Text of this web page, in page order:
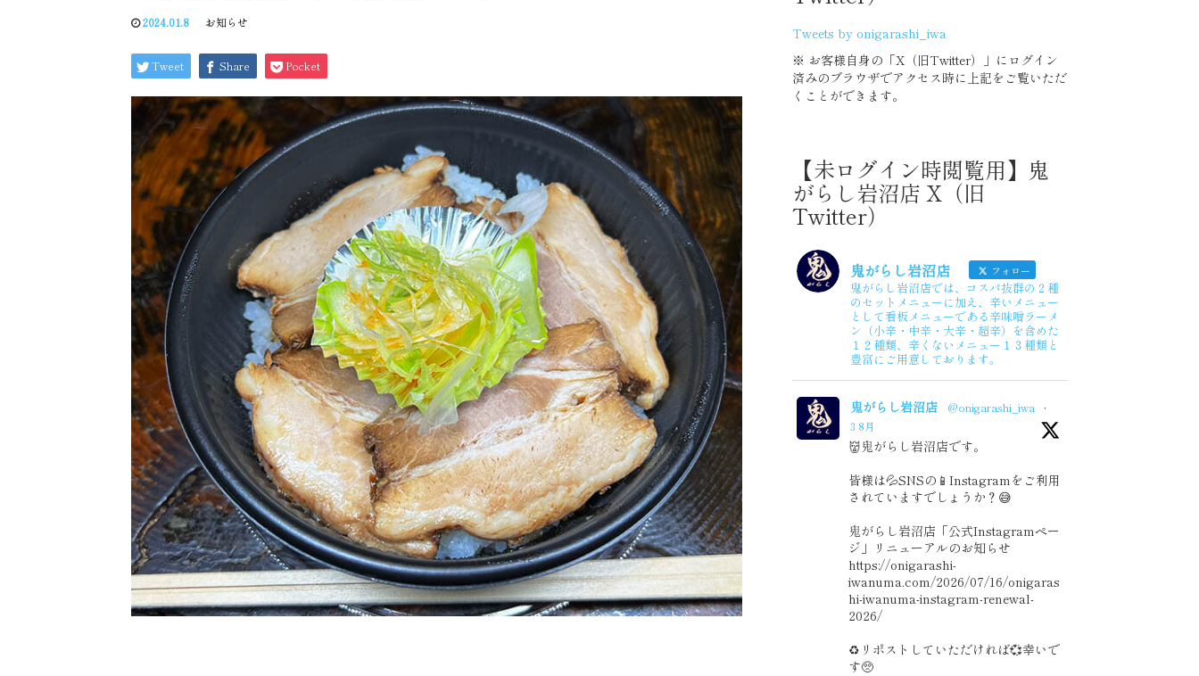
2020年6月度
2020年4月度
2020年2月度
2020年1月度
2024.01.8 お知らせ
Tweet Share Pocket
Tweets by onigarashi_iwa
※ お客様自身の「X（旧Twitter）」にログイン
済みのブラウザでアクセス時に上記をご覧いただ
くことができます。
【未ログイン時閲覧用】鬼
がらし岩沼店 X（旧
Twitter）
鬼がらし岩沼店 フォロー
鬼がらし岩沼店では、コスパ抜群の２種
のセットメニューに加え、辛いメニュー
として看板メニューである辛味噌ラーメ
ン（小辛・中辛・大辛・超辛）を含めた
１２種類、辛くないメニュー１３種類と
豊富にご用意しております。
鬼がらし岩沼店 @onigarashi_iwa
·
3 8月
👹鬼がらし岩沼店です。
皆様は💦SNSの📱Instagramをご利用
されていますでしょうか？😅
鬼がらし岩沼店「公式Instagramペー
ジ」リニューアルのお知らせ
https://onigarashi-
iwanuma.com/2026/07/16/onigaras
hi-iwanuma-instagram-renewal-
2026/
♻️リポストしていただければ💞幸いで
す🥺